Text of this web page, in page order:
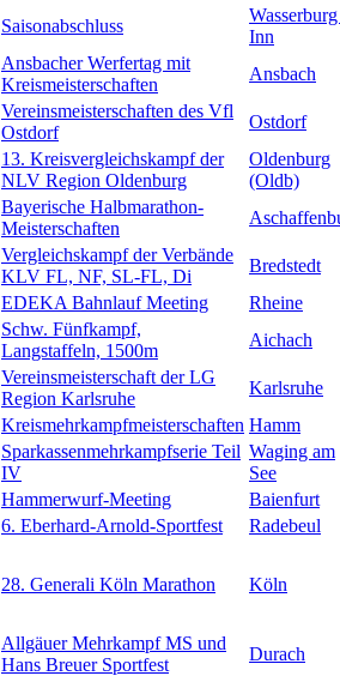
Saisonabschluss
Inn
Ansbacher Werfertag mit
Kreismeisterschaften
Ansbach
Vereinsmeisterschaften des Vfl
Ostdorf
Ostdorf
13. Kreisvergleichskampf der
NLV Region Oldenburg
Oldenburg
(Oldb)
Bayerische Halbmarathon-
Meisterschaften
Vergleichskampf der Verbände
KLV FL, NF, SL-FL, Di
Bredstedt
EDEKA Bahnlauf Meeting
Rheine
Schw. Fünfkampf,
Langstaffeln, 1500m
Aichach
Vereinsmeisterschaft der LG
Region Karlsruhe
Karlsruhe
Kreismehrkampfmeisterschaften Hamm
Sparkassenmehrkampfserie Teil
IV
Waging am
See
Hammerwurf-Meeting
Baienfurt
6. Eberhard-Arnold-Sportfest Radebeul
28. Generali Köln Marathon Köln
Allgäuer Mehrkampf MS und
Hans Breuer Sportfest
Durach